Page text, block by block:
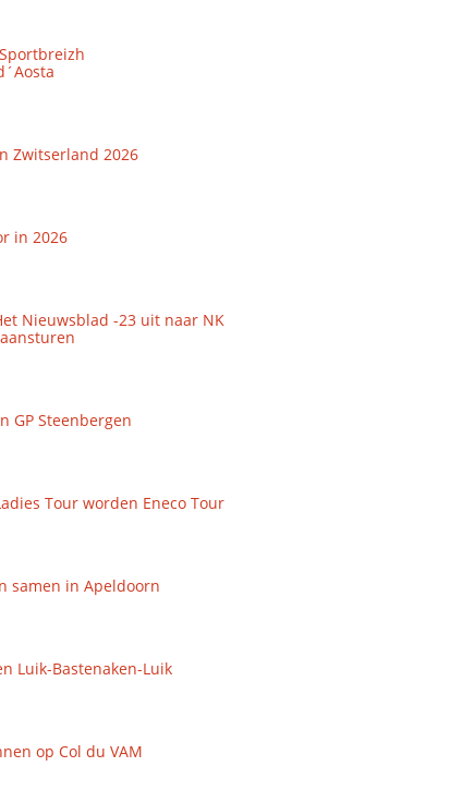
Zwitserland 2026
in 2026
Nieuwsblad -23 uit naar NK
GP Steenbergen
Tour worden Eneco Tour
samen in Apeldoorn
Luik-Bastenaken-Luik
op Col du VAM